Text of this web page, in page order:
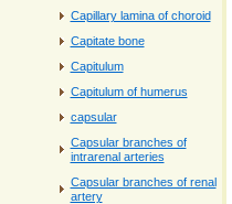
Capillary lamina of choroid
Capitate bone
Capitulum
Capitulum of humerus
capsular
Capsular branches of
intrarenal arteries
Capsular branches of renal
artery